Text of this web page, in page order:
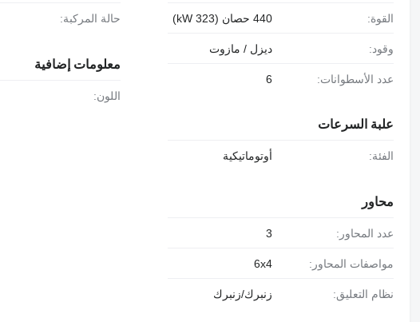
القوة: 440 حصان (323 kW)
وقود: ديزل / مازوت
عدد الأسطوانات: 6
علبة السرعات
الفئة: أوتوماتيكية
محاور
عدد المحاور: 3
مواصفات المحاور: 6x4
نظام التعليق: زنبرك/زنبرك
حالة المركبة:
معلومات إضافية
اللون: